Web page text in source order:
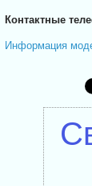
Контактные
Информация